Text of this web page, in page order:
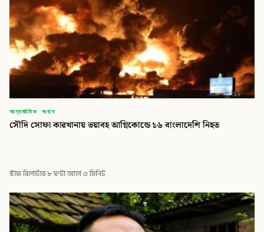
আন্তর্জাতিক সংবাদ
সৌদি সোফা কারখানায় ভয়াবহ আগ্নিকোন্ডে ১৬ বাংলাদেশি নিহত
স্টাফ রিপোর্টার·৮ ঘণ্টা আগে·৩ মিনিট